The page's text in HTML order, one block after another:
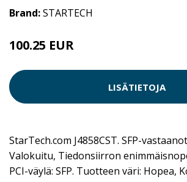
Brand:STARTECH
100.25 EUR
LISÄTIETOJA
StarTech.com J4858CST. SFP-
Valokuitu, Tiedonsiirron
PCI-väylä: SFP. Tuotteen väri: Hopea,